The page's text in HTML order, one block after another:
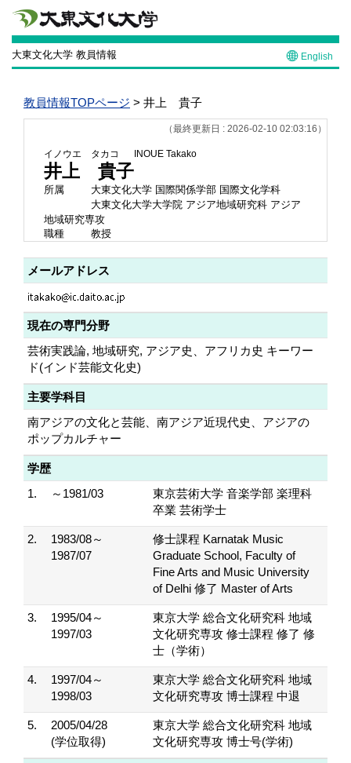
大東文化大学 教員情報 English
教員情報TOPページ > 井上 貴子
（最終更新日 : 2026-02-10 02:03:16）
イノウエ タカコ INOUE Takako
井上 貴子
所属
大東文化大学 国際関係学部 国際文化学科
大東文化大学大学院 アジア地域研究科 アジア
地域研究専攻
職種
教授
メールアドレス
現在の専門分野
芸術実践論, 地域研究, アジア史、アフリカ史 キーワー
ド(インド芸能文化史)
主要学科目
南アジアの文化と芸能、南アジア近現代史、アジアの
ポップカルチャー
学歴
1.
～1981/03
東京芸術大学 音楽学部 楽理科
卒業 芸術学士
2.
1983/08～
1987/07
修士課程 Karnatak Music
Graduate School, Faculty of
Fine Arts and Music University
of Delhi 修了 Master of Arts
3.
1995/04～
1997/03
東京大学 総合文化研究科 地域
文化研究専攻 修士課程 修了 修
士（学術）
4.
1997/04～
1998/03
東京大学 総合文化研究科 地域
文化研究専攻 博士課程 中退
5.
2005/04/28
(学位取得)
東京大学 総合文化研究科 地域
文化研究専攻 博士号(学術)